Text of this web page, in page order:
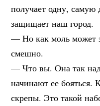
получает одну,
защищает наш город.
— Но как моль может
смешно.
— Что вы. Она так
начинают ее бояться.
скрепы. Это такой